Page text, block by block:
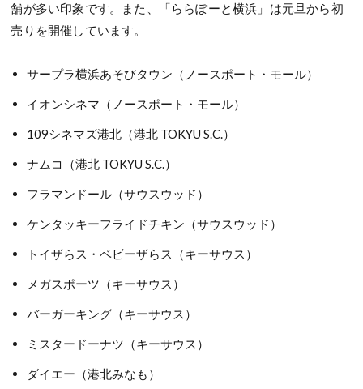
舗が多い印象です。また、「ららぽーと横浜」は元旦から初
売りを開催しています。
サープラ横浜あそびタウン（ノースポート・モール）
イオンシネマ（ノースポート・モール）
109シネマズ港北（港北 TOKYU S.C.）
ナムコ（港北 TOKYU S.C.）
フラマンドール（サウスウッド）
ケンタッキーフライドチキン（サウスウッド）
トイザらス・ベビーザらス（キーサウス）
メガスポーツ（キーサウス）
バーガーキング（キーサウス）
ミスタードーナツ（キーサウス）
ダイエー（港北みなも）